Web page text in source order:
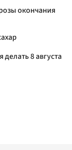
окончания
8 августа